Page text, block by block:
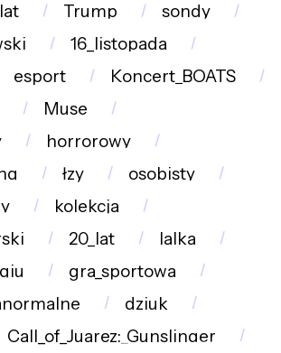
Trump
sondy
16_listopada
esport
Koncert_BOATS
Muse
horrorowy
łzy
osobisty
kolekcja
20_lat
lalka
gra_sportowa
dziuk
Call_of_Juarez:_Gunslinger